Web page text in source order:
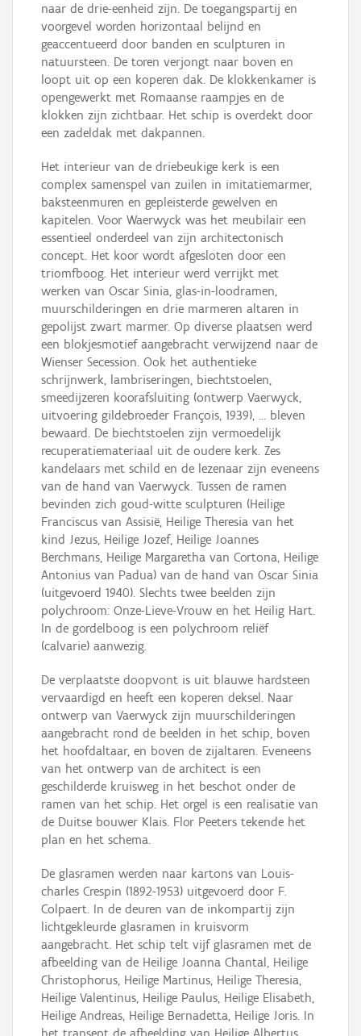
naar de drie-eenheid zijn. De toegangspartij en
voorgevel worden horizontaal belijnd en
geaccentueerd door banden en sculpturen in
natuursteen. De toren verjongt naar boven en
loopt uit op een koperen dak. De klokkenkamer is
opengewerkt met Romaanse raampjes en de
klokken zijn zichtbaar. Het schip is overdekt door
een zadeldak met dakpannen.
Het interieur van de driebeukige kerk is een
complex samenspel van zuilen in imitatiemarmer,
baksteenmuren en gepleisterde gewelven en
kapitelen. Voor Waerwyck was het meubilair een
essentieel onderdeel van zijn architectonisch
concept. Het koor wordt afgesloten door een
triomfboog. Het interieur werd verrijkt met
werken van Oscar Sinia, glas-in-loodramen,
muurschilderingen en drie marmeren altaren in
gepolijst zwart marmer. Op diverse plaatsen werd
een blokjesmotief aangebracht verwijzend naar de
Wienser Secession. Ook het authentieke
schrijnwerk, lambriseringen, biechtstoelen,
smeedijzeren koorafsluiting (ontwerp Vaerwyck,
uitvoering gildebroeder François, 1939), ... bleven
bewaard. De biechtstoelen zijn vermoedelijk
recuperatiemateriaal uit de oudere kerk. Zes
kandelaars met schild en de lezenaar zijn eveneens
van de hand van Vaerwyck. Tussen de ramen
bevinden zich goud-witte sculpturen (Heilige
Franciscus van Assisië, Heilige Theresia van het
kind Jezus, Heilige Jozef, Heilige Joannes
Berchmans, Heilige Margaretha van Cortona, Heilige
Antonius van Padua) van de hand van Oscar Sinia
(uitgevoerd 1940). Slechts twee beelden zijn
polychroom: Onze-Lieve-Vrouw en het Heilig Hart.
In de gordelboog is een polychroom reliëf
(calvarie) aanwezig.
De verplaatste doopvont is uit blauwe hardsteen
vervaardigd en heeft een koperen deksel. Naar
ontwerp van Vaerwyck zijn muurschilderingen
aangebracht rond de beelden in het schip, boven
het hoofdaltaar, en boven de zijaltaren. Eveneens
van het ontwerp van de architect is een
geschilderde kruisweg in het beschot onder de
ramen van het schip. Het orgel is een realisatie van
de Duitse bouwer Klais. Flor Peeters tekende het
plan en het schema.
De glasramen werden naar kartons van Louis-
charles Crespin (1892-1953) uitgevoerd door F.
Colpaert. In de deuren van de inkompartij zijn
lichtgekleurde glasramen in kruisvorm
aangebracht. Het schip telt vijf glasramen met de
afbeelding van de Heilige Joanna Chantal, Heilige
Christophorus, Heilige Martinus, Heilige Theresia,
Heilige Valentinus, Heilige Paulus, Heilige Elisabeth,
Heilige Andreas, Heilige Bernadetta, Heilige Joris. In